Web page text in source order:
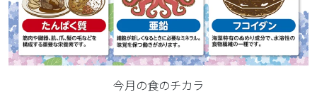
今月の食のチカラ